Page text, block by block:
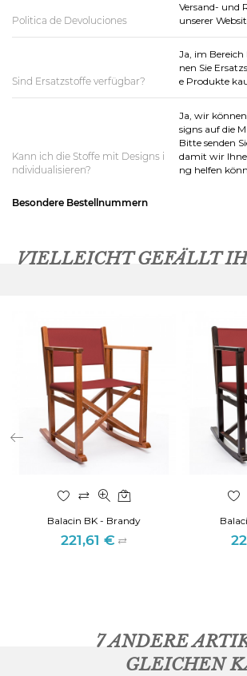
Politica de Devoluciones
Versand- und
unserer
Sind Ersatzstoffe verfügbar?
Ja, im Bereich
nen Sie
e Produkte
Kann ich die Stoffe mit Designs i
ndividualisieren?
Ja, wir
signs auf die
Bitte senden
damit wir
ng helfen
Besondere Bestellnummern
VIELLEICHT GEFÄLLT
Balacin BK - Brandy
Preis
221,61 €
7 ANDERE
GLEICHEN